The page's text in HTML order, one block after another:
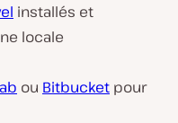
installés et
locale
ou Bitbucket pour